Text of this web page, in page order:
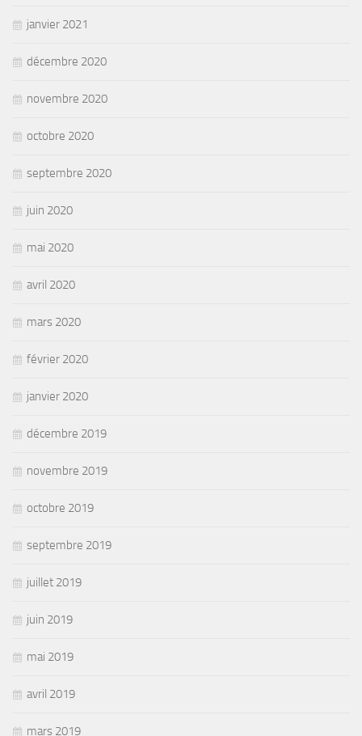
janvier 2021
décembre 2020
novembre 2020
octobre 2020
septembre 2020
juin 2020
mai 2020
avril 2020
mars 2020
février 2020
janvier 2020
décembre 2019
novembre 2019
octobre 2019
septembre 2019
juillet 2019
juin 2019
mai 2019
avril 2019
mars 2019